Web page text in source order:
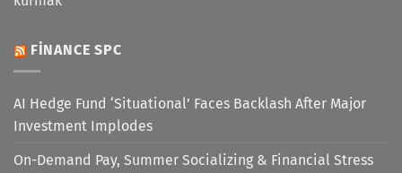
FINANCE SPC
AI Hedge Fund ‘Situational’ Faces Backlash After Major
Investment Implodes
On-Demand Pay, Summer Socializing & Financial Stress